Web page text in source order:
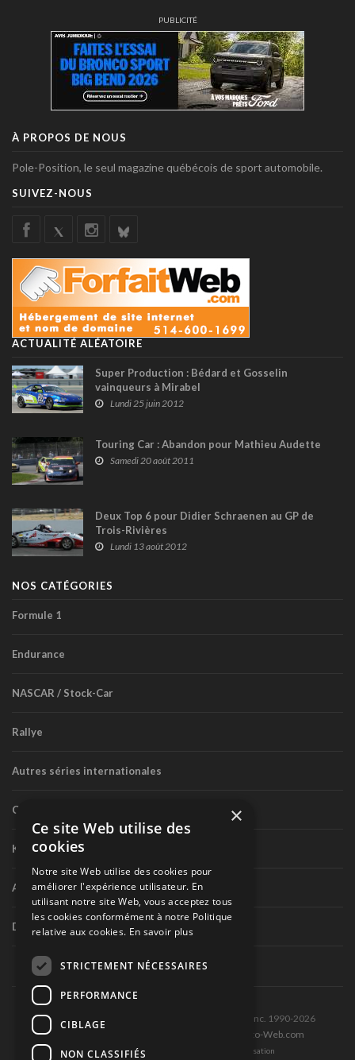
PUBLICITÉ
À PROPOS DE NOUS
Pole-Position, le seul magazine québécois de sport automobile.
SUIVEZ-NOUS
ACTUALITÉ ALÉATOIRE
Super Production : Bédard et Gosselin
vainqueurs à Mirabel
Lundi 25 juin 2012
Touring Car : Abandon pour Mathieu Audette
Samedi 20 août 2011
Deux Top 6 pour Didier Schraenen au GP de
Trois-Rivières
Lundi 13 août 2012
NOS CATÉGORIES
Formule 1
Endurance
NASCAR / Stock-Car
Rallye
Autres séries internationales
Circuit routier canadien
Karting
Autres séries nationales
Divers
Tous droits réservés © Les Éditions Pole-Position inc. 1990-2026
Ce site est produit et hébergé par Montréal-Photo-Web.com
Politique de confidentialité et Conditions d’utilisation
×
Ce site Web utilise des
cookies
Notre site Web utilise des cookies pour
améliorer l'expérience utilisateur. En
utilisant notre site Web, vous acceptez tous
les cookies conformément à notre Politique
relative aux cookies. En savoir plus
STRICTEMENT NÉCESSAIRES
PERFORMANCE
CIBLAGE
NON CLASSIFIÉS